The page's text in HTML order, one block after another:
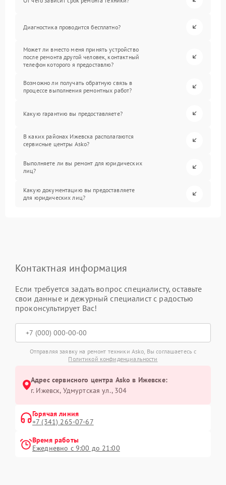
Диагностика проводится бесплатно?
Может ли вместо меня принять устройство
после ремонта другой человек, контактный
телефон которого я предоставлю?
Возможно ли получать обратную связь в
процессе выполнения ремонтных работ?
Какую гарантию вы предоставляете?
В каких районах Ижевска располагаются
сервисные центры Asko?
Выполняете ли вы ремонт для юридических
лиц?
Какую документацию вы предоставляете
для юридических лиц?
Контактная информация
Если требуется задать вопрос специалисту, оставьте
свои данные и дежурный специалист с радостью
проконсультирует Вас!
Отправляя заявку на ремонт техники Asko, Вы соглашаетесь с
Политикой конфиденциальности
Адрес сервисного центра Asko в Ижевске:
г. Ижевск, Удмуртская ул., 304
Горячая линия
+7 (341) 265-07-67
Время работы
Ежедневно с 9:00 до 21:00